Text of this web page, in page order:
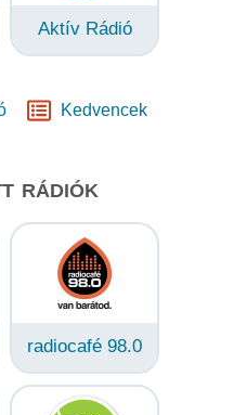
Aktív Rádió
Kedvencek
RÁDIÓK
radiocafé 98.0